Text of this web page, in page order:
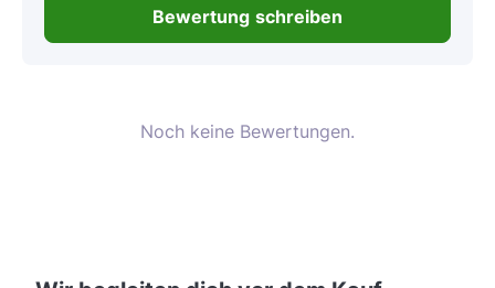
Bewertung schreiben
Noch keine Bewertungen.